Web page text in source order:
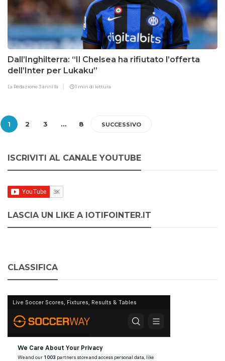
Dall’Inghilterra: “Il Chelsea ha rifiutato l’offerta
dell’Inter per Lukaku”
La Redazione3 anni fa 1 min di lettura
1 2 3 … 8 SUCCESSIVO
ISCRIVITI AL CANALE YOUTUBE
LASCIA UN LIKE A IOTIFOINTER.IT
CLASSIFICA